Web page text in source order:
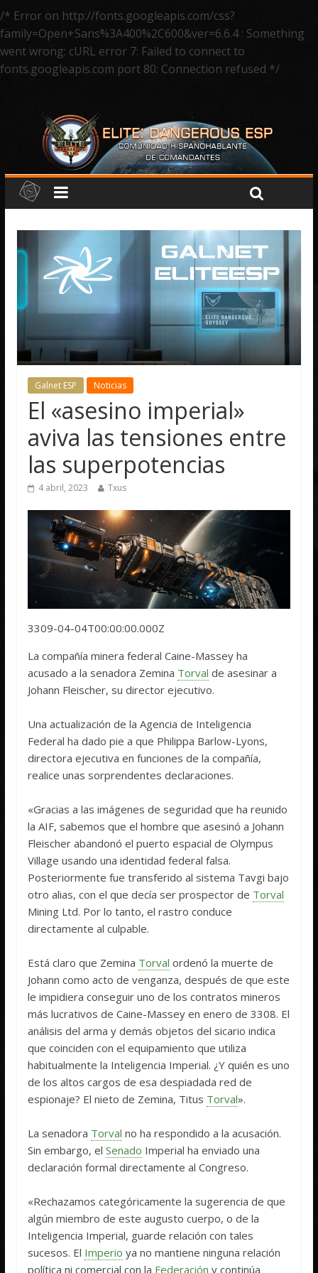
/* Error on http://fonts.googleapis.com/css?
family=Open+Sans%3A400%2C600&ver=6.6.4 : Something
went wrong: cURL error 7: Failed to connect to
fonts.googleapis.com port 80: Connection refused */
Galnet ESP Noticias
El «asesino imperial»
aviva las tensiones entre
las superpotencias
4 abril, 2023 Txus
3309-04-04T00:00:00.000Z
La compañía minera federal Caine-Massey ha
acusado a la senadora Zemina Torval de asesinar a
Johann Fleischer, su director ejecutivo.
Una actualización de la Agencia de Inteligencia
Federal ha dado pie a que Philippa Barlow-Lyons,
directora ejecutiva en funciones de la compañía,
realice unas sorprendentes declaraciones.
«Gracias a las imágenes de seguridad que ha reunido
la AIF, sabemos que el hombre que asesinó a Johann
Fleischer abandonó el puerto espacial de Olympus
Village usando una identidad federal falsa.
Posteriormente fue transferido al sistema Tavgi bajo
otro alias, con el que decía ser prospector de Torval
Mining Ltd. Por lo tanto, el rastro conduce
directamente al culpable.
Está claro que Zemina Torval ordenó la muerte de
Johann como acto de venganza, después de que este
le impidiera conseguir uno de los contratos mineros
más lucrativos de Caine-Massey en enero de 3308. El
análisis del arma y demás objetos del sicario indica
que coinciden con el equipamiento que utiliza
habitualmente la Inteligencia Imperial. ¿Y quién es uno
de los altos cargos de esa despiadada red de
espionaje? El nieto de Zemina, Titus Torval».
La senadora Torval no ha respondido a la acusación.
Sin embargo, elSenado Imperial ha enviado una
declaración formal directamente al Congreso.
«Rechazamos categóricamente la sugerencia de que
algún miembro de este augusto cuerpo, o de la
Inteligencia Imperial, guarde relación con tales
sucesos. El Imperio ya no mantiene ninguna relación
política ni comercial con la Federación y continúa